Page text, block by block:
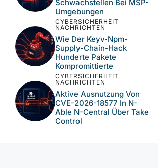
Drei Neue KEV-Einträge:
RCE In Langflow, Tomcat-
Und N-Central-Bug
NACHRICHTEN
Aktive Ausnutzung
Kritischer N-Central-
Schwachstellen Bei MSP-
Umgebungen
NACHRICHTEN
Wie Der Keyv-Npm-
Supply-Chain-Hack
Hunderte Pakete